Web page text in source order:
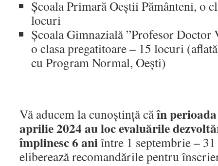
Școala Primară Oeștii Pământeni, o
locuri
Școala Gimnazială ”Profesor Doctor
o clasa pregatitoare – 15 locuri
cu Program Normal, Oești)
Vă aducem la cunoștință căîn
aprilie 2024 au loc evaluările
împlinesc 6 aniîntre 1 septembrie –
eliberează recomandările pentru